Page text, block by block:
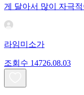
게 달아서 많이 자극
라임미소가
조회수 14726.08.03